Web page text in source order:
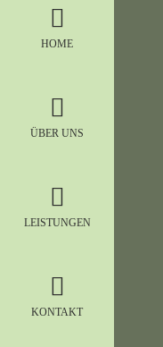
HOME
ÜBER UNS
LEISTUNGEN
KONTAKT